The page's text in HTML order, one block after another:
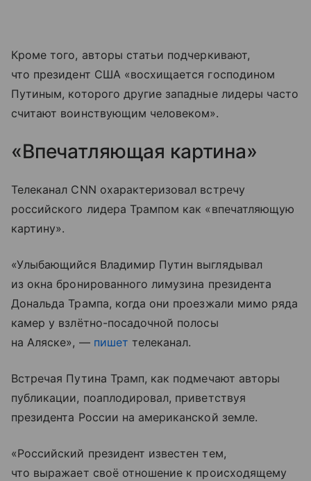
Кроме того, авторы статьи подчеркивают,
что президент США «восхищается господином
Путиным, которого другие западные лидеры часто
считают воинствующим человеком».
«Впечатляющая картина»
Телеканал CNN охарактеризовал встречу
российского лидера Трампом как «впечатляющую
картину».
«Улыбающийся Владимир Путин выглядывал
из окна бронированного лимузина президента
Дональда Трампа, когда они проезжали мимо ряда
камер у взлётно-посадочной полосы
на Аляске», —пишет телеканал.
Встречая Путина Трамп, как подмечают авторы
публикации, поаплодировал, приветствуя
президента России на американской земле.
«Российский президент известен тем,
что выражает своё отношение к происходящему